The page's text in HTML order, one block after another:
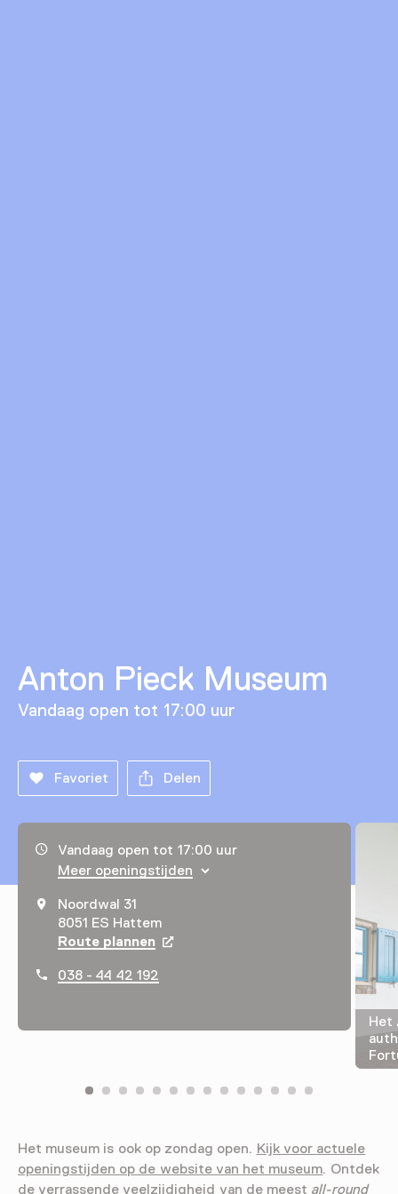
Anton Pieck Museum
Vandaag open tot 17:00 uur
Favoriet Delen
Openingstijden, adres & telefoonnummer
Vandaag open tot 17:00 uur
Meer openingstijden
Noordwal 31
8051 ES Hattem
Route plannen Opent in een nieuw tabblad
038 - 44 42 192
Het
Het museum is ook op zondag open. Kijk voor actuele
openingstijden op de website van het museum. Ontdek
de verrassende veelzijdigheid van de meest all-round